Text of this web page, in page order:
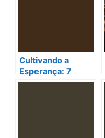
Cultivando a
Esperança: 7
Orações